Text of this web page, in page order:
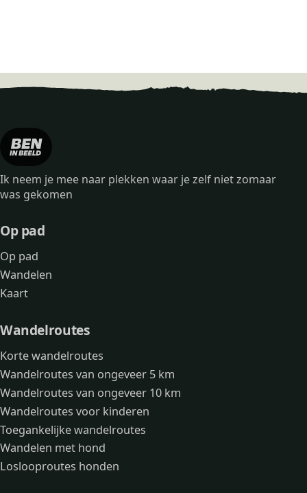
Ik neem je mee naar plekken waar je zelf niet zomaar
was gekomen
Op pad
Op pad
Wandelen
Kaart
Wandelroutes
Korte wandelroutes
Wandelroutes van ongeveer 5 km
Wandelroutes van ongeveer 10 km
Wandelroutes voor kinderen
Toegankelijke wandelroutes
Wandelen met hond
Loslooproutes honden